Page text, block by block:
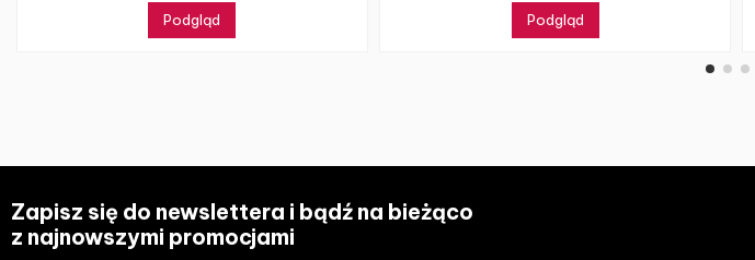
Podgląd Podgląd
Zapisz się do newslettera i bądź na bieżąco
z najnowszymi promocjami